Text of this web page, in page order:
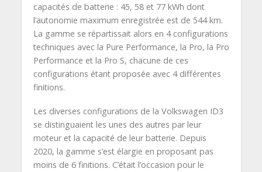
capacités de batterie : 45, 58 et 77 kWh dont
l’autonomie maximum enregistrée est de 544 km.
La gamme se répartissait alors en 4 configurations
techniques avec la Pure Performance, la Pro, la Pro
Performance et la Pro S, chacune de ces
configurations étant proposée avec 4 différentes
finitions.
Les diverses configurations de la Volkswagen ID3
se distinguaient les unes des autres par leur
moteur et la capacité de leur batterie. Depuis
2020, la gamme s’est élargie en proposant pas
moins de 6 finitions. C’était l’occasion pour le